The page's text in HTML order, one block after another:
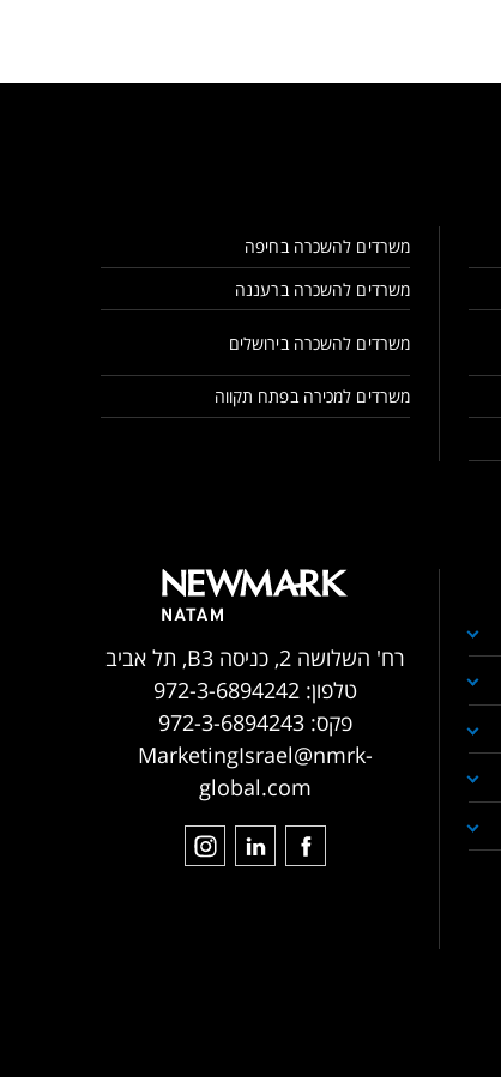
משרדים להשכרה בחיפה
משרדים להשכרה ברעננה
משרדים להשכרה בירושלים
משרדים למכירה בפתח תקווה
רח' השלושה 2, כניסה B3, תל אביב
טלפון:972-3-6894242
פקס:972-3-6894243
MarketingIsrael@nmrk-
global.com